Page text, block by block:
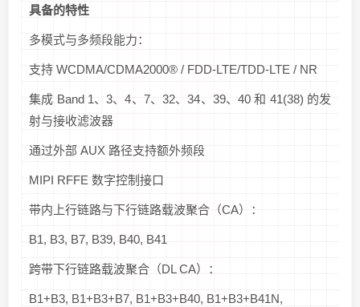
具备的特性
多模式与多频段能力：
支持 WCDMA/CDMA2000® / FDD-LTE/TDD-LTE / NR
集成 Band 1、3、4、7、32、34、39、40 和 41(38) 的发
射与接收滤波器
通过外部 AUX 路径支持额外频段
MIPI RFFE 数字控制接口
带内上行链路与下行链路载波聚合（CA）：
B1, B3, B7, B39, B40, B41
跨带下行链路载波聚合（DL CA）：
B1+B3, B1+B3+B7, B1+B3+B40, B1+B3+B41N,